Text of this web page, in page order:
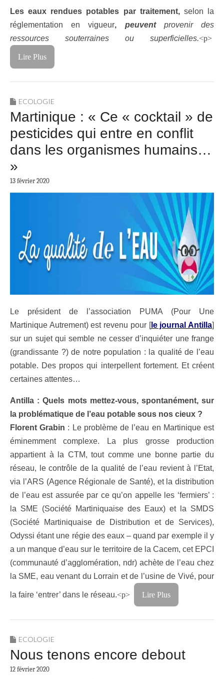
Les eaux rendues potables par traitement, selon la
réglementation en vigueur, peuventprovenir des
ressources souterraines ou superficielles.<p>
Lire Plus
ECOLOGIE
Martinique : « Ce « cocktail » de
pesticides qui entre en conflit
dans les organismes humains…
»
13 février 2020
Le président de l’association PUMA (Pour Une
Martinique Autrement) est revenu pour [le journal Antilla]
sur un sujet qui semble ne cesser d’inquiéter une frange
(grandissante ?) de notre population : la qualité de l’eau
potable. Des propos qui interpellent fortement. Et créent
certaines attentes…
Antilla : Quels mots mettez-vous, spontanément, sur
la problématique de l’eau potable sous nos cieux ?
Florent Grabin : Le problème de l’eau en Martinique est
éminemment complexe. La plus grosse production
appartient à la CTM, tout comme une bonne partie du
réseau, le contrôle de la qualité de l’eau revient à l’Etat,
via l’ARS (Agence Régionale de Santé), et la distribution
de l’eau est assurée par ce qu’on appelle les ‘fermiers’ :
la SME (Société Martiniquaise des Eaux) et la SMDS
(Société Martiniquaise de Distribution et de Services),
Odyssi étant une régie des eaux – quand par exemple il y
a un manque d’eau sur le territoire de la Cacem, cet EPCI
(communauté d’agglomération, ndr) achète de l’eau chez
la SME, eau venant du Lorrain et de l’usine de Vivé, pour
la faire ‘entrer’ dans le réseau.<p> Lire Plus
ECOLOGIE
Nous tenons encore debout
12 février 2020